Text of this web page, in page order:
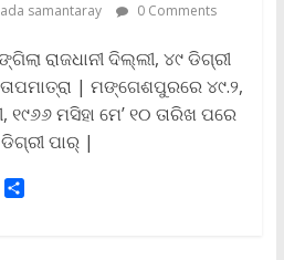
samantaray 0 Comments
ରାଜଧାନୀ ଦିଲ୍ଲୀ, ୪୯ ଡିଗ୍ରୀ
| ମଙ୍ଗେଶପୁରରେ ୪୯.୨,
ମସିହା ମେ’ ୧୦ ତାରିଖ ପରେ
ପାର୍ |
S